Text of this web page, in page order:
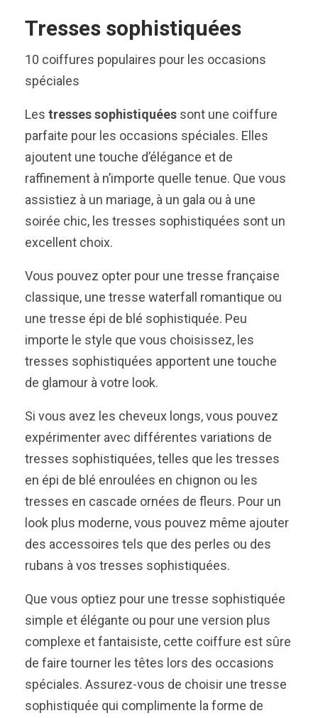
Tresses sophistiquées
10 coiffures populaires pour les occasions
spéciales
Les tresses sophistiquées sont une coiffure
parfaite pour les occasions spéciales. Elles
ajoutent une touche d’élégance et de
raffinement à n’importe quelle tenue. Que vous
assistiez à un mariage, à un gala ou à une
soirée chic, les tresses sophistiquées sont un
excellent choix.
Vous pouvez opter pour une tresse française
classique, une tresse waterfall romantique ou
une tresse épi de blé sophistiquée. Peu
importe le style que vous choisissez, les
tresses sophistiquées apportent une touche
de glamour à votre look.
Si vous avez les cheveux longs, vous pouvez
expérimenter avec différentes variations de
tresses sophistiquées, telles que les tresses
en épi de blé enroulées en chignon ou les
tresses en cascade ornées de fleurs. Pour un
look plus moderne, vous pouvez même ajouter
des accessoires tels que des perles ou des
rubans à vos tresses sophistiquées.
Que vous optiez pour une tresse sophistiquée
simple et élégante ou pour une version plus
complexe et fantaisiste, cette coiffure est sûre
de faire tourner les têtes lors des occasions
spéciales. Assurez-vous de choisir une tresse
sophistiquée qui complimente la forme de